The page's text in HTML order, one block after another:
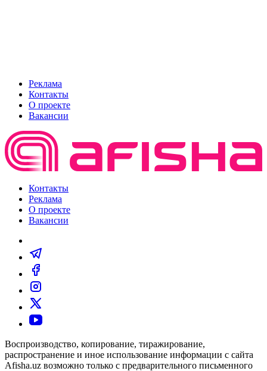
Реклама
Контакты
О проекте
Вакансии
Контакты
Реклама
О проекте
Вакансии
Воспроизводство, копирование, тиражирование,
распространение и иное использование информации с сайта
Afisha.uz возможно только с предварительного письменного